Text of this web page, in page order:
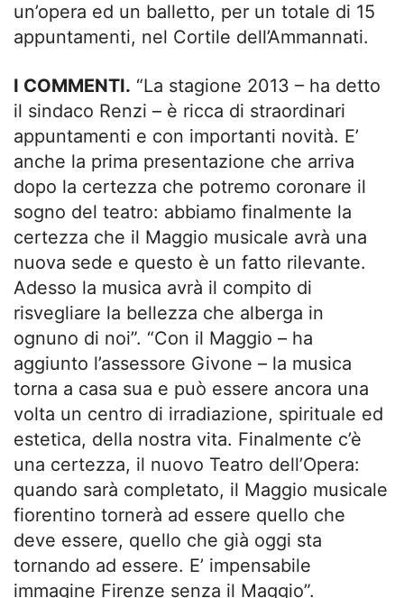
un’opera ed un balletto, per un totale di 15
appuntamenti, nel Cortile dell’Ammannati.
I COMMENTI. “La stagione 2013 – ha detto
il sindaco Renzi – è ricca di straordinari
appuntamenti e con importanti novità. E’
anche la prima presentazione che arriva
dopo la certezza che potremo coronare il
sogno del teatro: abbiamo finalmente la
certezza che il Maggio musicale avrà una
nuova sede e questo è un fatto rilevante.
Adesso la musica avrà il compito di
risvegliare la bellezza che alberga in
ognuno di noi”. “Con il Maggio – ha
aggiunto l’assessore Givone – la musica
torna a casa sua e può essere ancora una
volta un centro di irradiazione, spirituale ed
estetica, della nostra vita. Finalmente c’è
una certezza, il nuovo Teatro dell’Opera:
quando sarà completato, il Maggio musicale
fiorentino tornerà ad essere quello che
deve essere, quello che già oggi sta
tornando ad essere. E’ impensabile
immagine Firenze senza il Maggio”.